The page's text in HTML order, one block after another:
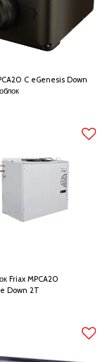
C eGenesis Down
Friax MPCA20
Down 2T